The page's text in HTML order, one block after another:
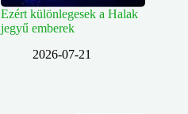
Ezért különlegesek a Halak
jegyű emberek
2026-07-21